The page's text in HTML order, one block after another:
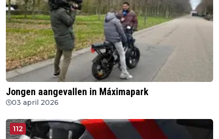
Jongen aangevallen in Máximapark
03 april 2026
112